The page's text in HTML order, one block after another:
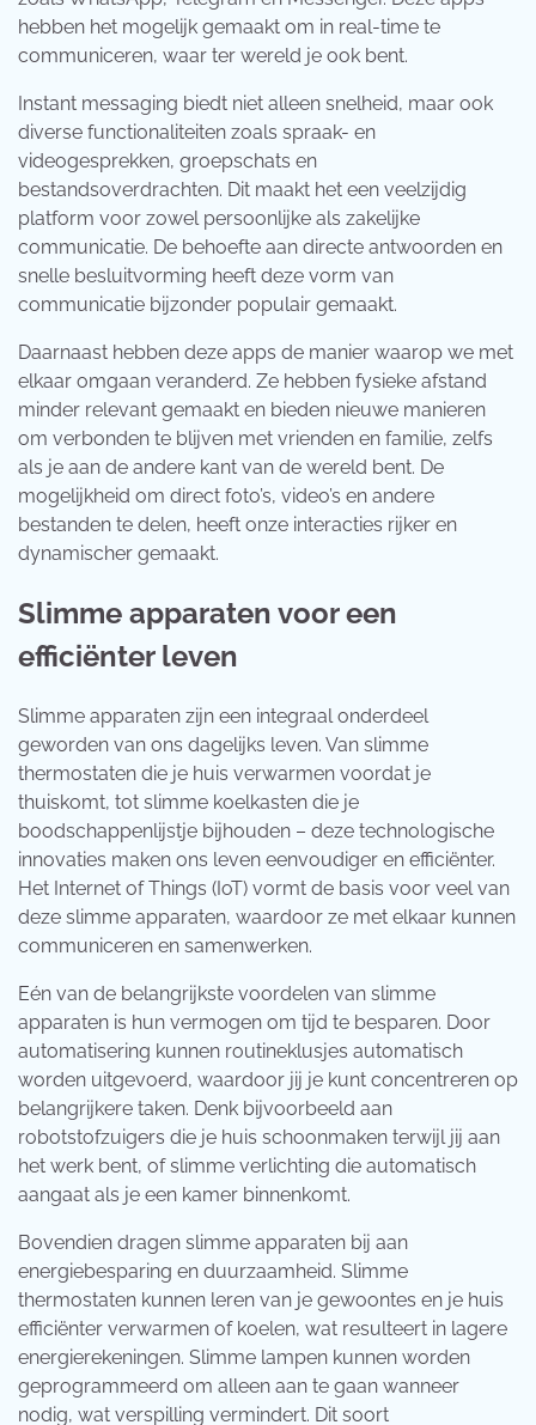
hebben het mogelijk gemaakt om in real-time te
communiceren, waar ter wereld je ook bent.
Instant messaging biedt niet alleen snelheid, maar ook
diverse functionaliteiten zoals spraak- en
videogesprekken, groepschats en
bestandsoverdrachten. Dit maakt het een veelzijdig
platform voor zowel persoonlijke als zakelijke
communicatie. De behoefte aan directe antwoorden en
snelle besluitvorming heeft deze vorm van
communicatie bijzonder populair gemaakt.
Daarnaast hebben deze apps de manier waarop we met
elkaar omgaan veranderd. Ze hebben fysieke afstand
minder relevant gemaakt en bieden nieuwe manieren
om verbonden te blijven met vrienden en familie, zelfs
als je aan de andere kant van de wereld bent. De
mogelijkheid om direct foto’s, video’s en andere
bestanden te delen, heeft onze interacties rijker en
dynamischer gemaakt.
Slimme apparaten voor een
efficiënter leven
Slimme apparaten zijn een integraal onderdeel
geworden van ons dagelijks leven. Van slimme
thermostaten die je huis verwarmen voordat je
thuiskomt, tot slimme koelkasten die je
boodschappenlijstje bijhouden – deze technologische
innovaties maken ons leven eenvoudiger en efficiënter.
Het Internet of Things (IoT) vormt de basis voor veel van
deze slimme apparaten, waardoor ze met elkaar kunnen
communiceren en samenwerken.
Eén van de belangrijkste voordelen van slimme
apparaten is hun vermogen om tijd te besparen. Door
automatisering kunnen routineklusjes automatisch
worden uitgevoerd, waardoor jij je kunt concentreren op
belangrijkere taken. Denk bijvoorbeeld aan
robotstofzuigers die je huis schoonmaken terwijl jij aan
het werk bent, of slimme verlichting die automatisch
aangaat als je een kamer binnenkomt.
Bovendien dragen slimme apparaten bij aan
energiebesparing en duurzaamheid. Slimme
thermostaten kunnen leren van je gewoontes en je huis
efficiënter verwarmen of koelen, wat resulteert in lagere
energierekeningen. Slimme lampen kunnen worden
geprogrammeerd om alleen aan te gaan wanneer
nodig, wat verspilling vermindert. Dit soort